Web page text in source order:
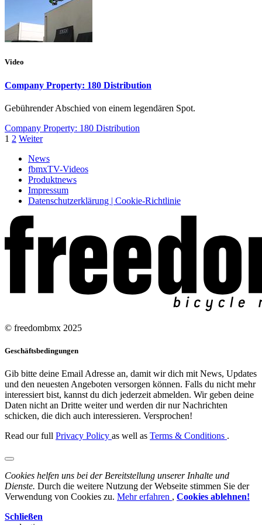
Video
Company Property: 180 Distribution
Gebührender Abschied von einem legendären Spot.
Company Property: 180 Distribution
1 2 Weiter
News
fbmxTV-Videos
Produktnews
Impressum
Datenschutzerklärung | Cookie-Richtlinie
© freedombmx 2025
Geschäftsbedingungen
Gib bitte deine Email Adresse an, damit wir dich mit News, Updates
und den neuesten Angeboten versorgen können. Falls du nicht mehr
interessiert bist, kannst du dich jederzeit abmelden. Wir geben deine
Daten nicht an Dritte weiter und werden dir nur Nachrichten
schicken, die dich auch interessieren. Versprochen!
Read our full Privacy Policy as well as Terms & Conditions .
Cookies helfen uns bei der Bereitstellung unserer Inhalte und
Dienste. Durch die weitere Nutzung der Webseite stimmen Sie der
Verwendung von Cookies zu. Mehr erfahren , Cookies ablehnen!
Schließen